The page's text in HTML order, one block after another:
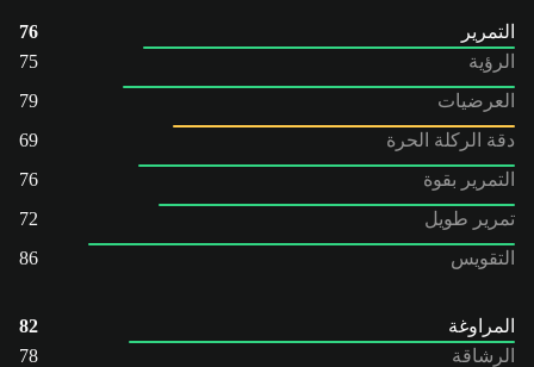
التمرير
76
الرؤية
75
العرضيات
79
دقة الركلة الحرة
69
التمرير بقوة
76
تمرير طويل
72
التقويس
86
المراوغة
82
الرشاقة
78